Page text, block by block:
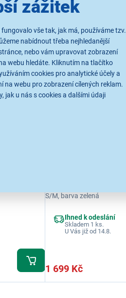
zážitek
vše tak, jak má, používáme tzv.
nabídnout třeba nejhledanější
nebo vám upravovat zobrazení
webu hledáte. Kliknutím na tlačítko
cookies pro analytické účely a
na webu pro zobrazení cílených reklam.
jak u nás s cookies a dalšími údaji
U Vás již od 14.8.
1 699 Kč
S/M, barva zelená
Ihned k odeslání
Skladem 1 ks.
U Vás již od 14.8.
1 699 Kč